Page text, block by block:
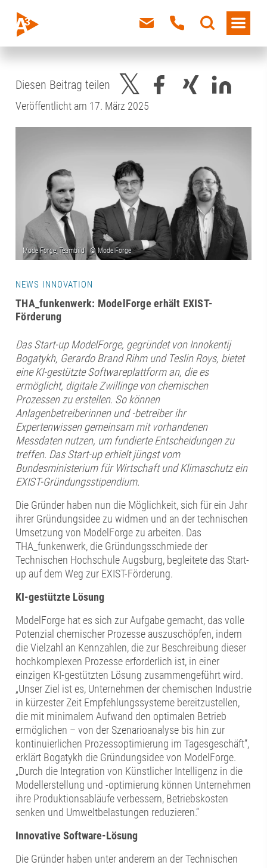
Diesen Beitrag teilen
Veröffentlicht am 17. März 2025
NEWS INNOVATION
THA_funkenwerk: ModelForge erhält EXIST-
Förderung
Das Start-up ModelForge, gegründet von Innokentij
Bogatykh, Gerardo Brand Rihm und Teslin Roys, bietet
eine KI-gestützte Softwareplattform an, die es
ermöglicht, digitale Zwillinge von chemischen
Prozessen zu erstellen. So können
Anlagenbetreiberinnen und -betreiber ihr
Expertenwissen gemeinsam mit vorhandenen
Messdaten nutzen, um fundierte Entscheidungen zu
treffen. Das Start-up erhielt jüngst vom
Bundesministerium für Wirtschaft und Klimaschutz ein
EXIST-Gründungsstipendium.
Die Gründer haben nun die Möglichkeit, sich für ein Jahr
ihrer Gründungsidee zu widmen und an der technischen
Umsetzung von ModelForge zu arbeiten. Das
THA_funkenwerk, die Gründungsschmiede der
Technischen Hochschule Augsburg, begleitete das Start-
up auf dem Weg zur EXIST-Förderung.
KI-gestützte Lösung
ModelForge hat es sich zur Aufgabe gemacht, das volle
Potenzial chemischer Prozesse auszuschöpfen, indem
die Vielzahl an Kennzahlen, die zur Beschreibung dieser
hochkomplexen Prozesse erforderlich ist, in einer
einzigen KI-gestützten Lösung zusammengeführt wird.
„Unser Ziel ist es, Unternehmen der chemischen Industrie
in kürzester Zeit Empfehlungssysteme bereitzustellen,
die mit minimalem Aufwand den optimalen Betrieb
ermöglichen – von der Szenarioanalyse bis hin zur
kontinuierlichen Prozessoptimierung im Tagesgeschäft“,
erklärt Bogatykh die Gründungsidee von ModelForge.
„Durch die Integration von Künstlicher Intelligenz in die
Modellerstellung und -optimierung können Unternehmen
ihre Produktionsabläufe verbessern, Betriebskosten
senken und Umweltbelastungen reduzieren.“
Innovative Software-Lösung
Die Gründer haben unter anderem an der Technischen